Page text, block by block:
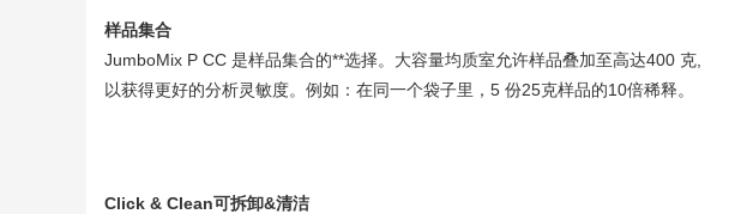
样品集合
JumboMix P CC 是样品集合的**选择。大容量均质室允许样品叠加至高达400 克,
以获得更好的分析灵敏度。例如：在同一个袋子里，5 份25克样品的10倍稀释。
Click & Clean可拆卸&清洁